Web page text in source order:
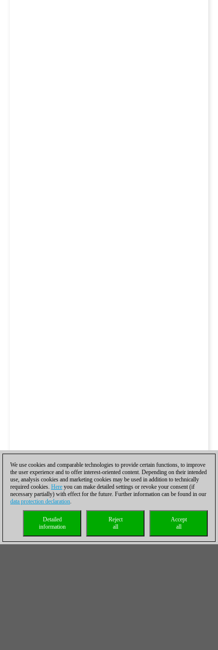
We use cookies and comparable technologies to provide certain functions, to improve
the user experience and to offer interest-oriented content. Depending on their intended
use, analysis cookies and marketing cookies may be used in addition to technically
required cookies. Here you can make detailed settings or revoke your consent (if
necessary partially) with effect for the future. Further information can be found in our
data protection declaration.
Accept
all
Reject
all
Detailed
information